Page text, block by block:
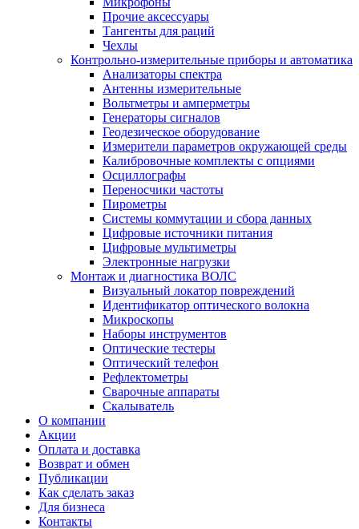
Прочие аксессуары
Тангенты для раций
Чехлы
Контрольно-измерительные приборы и автоматика
Анализаторы спектра
Антенны измерительные
Вольтметры и амперметры
Генераторы сигналов
Геодезическое оборудование
Измерители параметров окружающей среды
Калибровочные комплекты с опциями
Осциллографы
Переносчики частоты
Пирометры
Системы коммутации и сбора данных
Цифровые источники питания
Цифровые мультиметры
Электронные нагрузки
Монтаж и диагностика ВОЛС
Визуальный локатор повреждений
Идентификатор оптического волокна
Микроскопы
Наборы инструментов
Оптические тестеры
Оптический телефон
Рефлектометры
Сварочные аппараты
Скалыватель
О компании
Акции
Оплата и доставка
Возврат и обмен
Публикации
Как сделать заказ
Для бизнеса
Контакты